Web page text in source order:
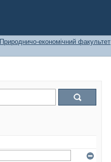
Природничо-економічний факультет